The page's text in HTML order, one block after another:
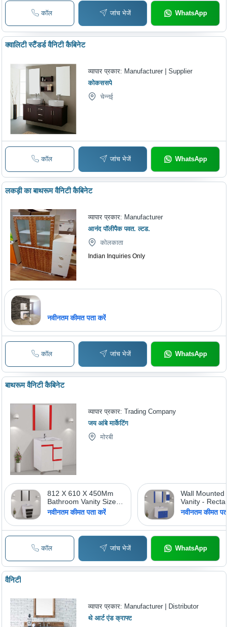
कॉल जांच भेजें WhatsApp
क्वालिटी स्टैंडर्ड वैनिटी कैबिनेट
व्यापार प्रकार: Manufacturer | Supplier
कोकससपे
चेन्नई
कॉल जांच भेजें WhatsApp
लकड़ी का बाथरूम वैनिटी कैबिनेट
व्यापार प्रकार: Manufacturer
आनंद पॉलीपैक पवत. ल्टड.
कोलकाता
Indian Inquiries Only
नवीनतम कीमत पता करें
कॉल जांच भेजें WhatsApp
बाथरूम वैनिटी कैबिनेट
व्यापार प्रकार:Trading Company
जय आंबे मार्केटिंग
मोरबी
812 X 610 X 450Mm
Bathroom Vanity Size:
As Per Requirement
नवीनतम कीमत पता करें
Wall Mounted
Vanity -
Shape,
Functional
नवीनतम कीमत
कॉल जांच भेजें WhatsApp
वैनिटी
व्यापार प्रकार: Manufacturer | Distributor
थे आर्ट एंड क्राफ्ट